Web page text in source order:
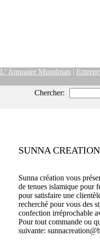
L' Annuaire Musulman |
Chercher:
SUNNA CREATION
Sunna création vous
de tenues islamique pour
pour satisfaire une
recherché pour vous des
confection irréprochable
Pour tout commande ou
suivante: